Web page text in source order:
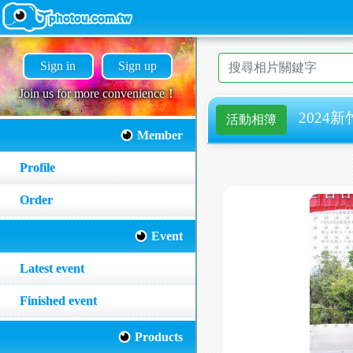
Sign in Sign up
Join us for more convenience！
Member
Profile
Order
Event
Latest event
Finished event
Products
活動相簿 2024新